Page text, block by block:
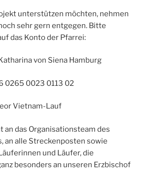
unterstützen möchten, nehmen
sehr gern entgegen. Bitte
das Konto der Pfarrei:
von Siena Hamburg
0265 0023 0113 02
Vietnam-Lauf
an das Organisationsteam des
an alle Streckenposten sowie
und Läufer, die
besonders an unseren Erzbischof